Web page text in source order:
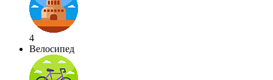
4
Велосипед